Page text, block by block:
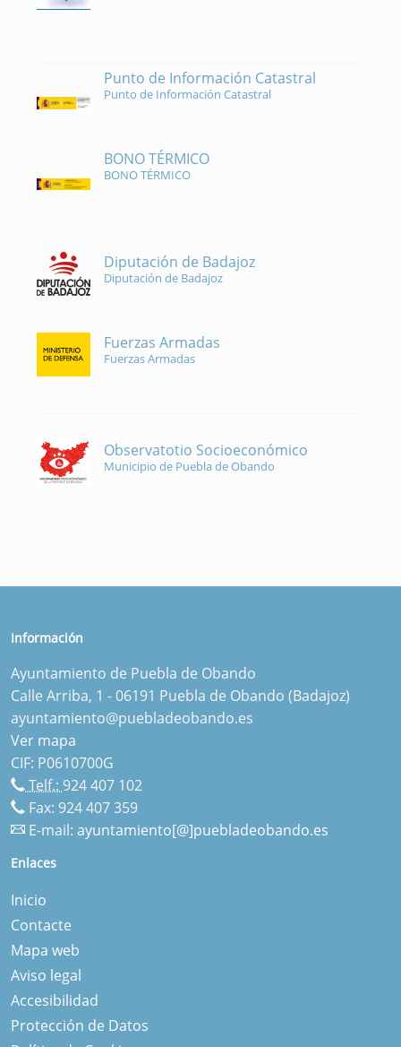
Punto de Información Catastral
Punto de Información Catastral
BONO TÉRMICO
BONO TÉRMICO
Diputación de Badajoz
Diputación de Badajoz
Fuerzas Armadas
Fuerzas Armadas
Observatotio Socioeconómico
Municipio de Puebla de Obando
Información
Ayuntamiento de Puebla de Obando
Calle Arriba, 1 - 06191 Puebla de Obando (Badajoz)
ayuntamiento@puebladeobando.es
Ver mapa
CIF: P0610700G
Telf.:924 407 102
Fax: 924 407 359
E-mail: ayuntamiento[@]puebladeobando.es
Enlaces
Inicio
Contacte
Mapa web
Aviso legal
Accesibilidad
Protección de Datos